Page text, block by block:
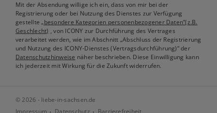
Mit der Absendung willige ich ein, dass von mir bei der
Registrierung oder bei Nutzung des Dienstes zur Verfügung
gestellte„besondere Kategorien personenbezogener Daten“(z.B.
Geschlecht) , von ICONY zur Durchführung des Vertrages
verarbeitet werden, wie im Abschnitt „Abschluss der Registrierung
und Nutzung des ICONY-Dienstes (Vertragsdurchführung)“ der
Datenschutzhinweise näher beschrieben. Diese Einwilligung kann
ich jederzeit mit Wirkung für die Zukunft widerrufen.
© 2026 - liebe-in-sachsen.de
Impressum
Datenschutz Barrierefreiheit